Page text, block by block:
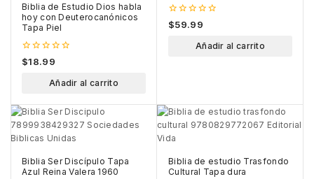
Biblia de Estudio Dios habla
hoy con Deuterocanónicos
Tapa Piel
0
out
$18.99
Añadir al carrito
0
out
$59.99
Añadir al carrito
Biblia Ser Discípulo Tapa
Azul Reina Valera 1960
Biblia de estudio Trasfondo
Cultural Tapa dura